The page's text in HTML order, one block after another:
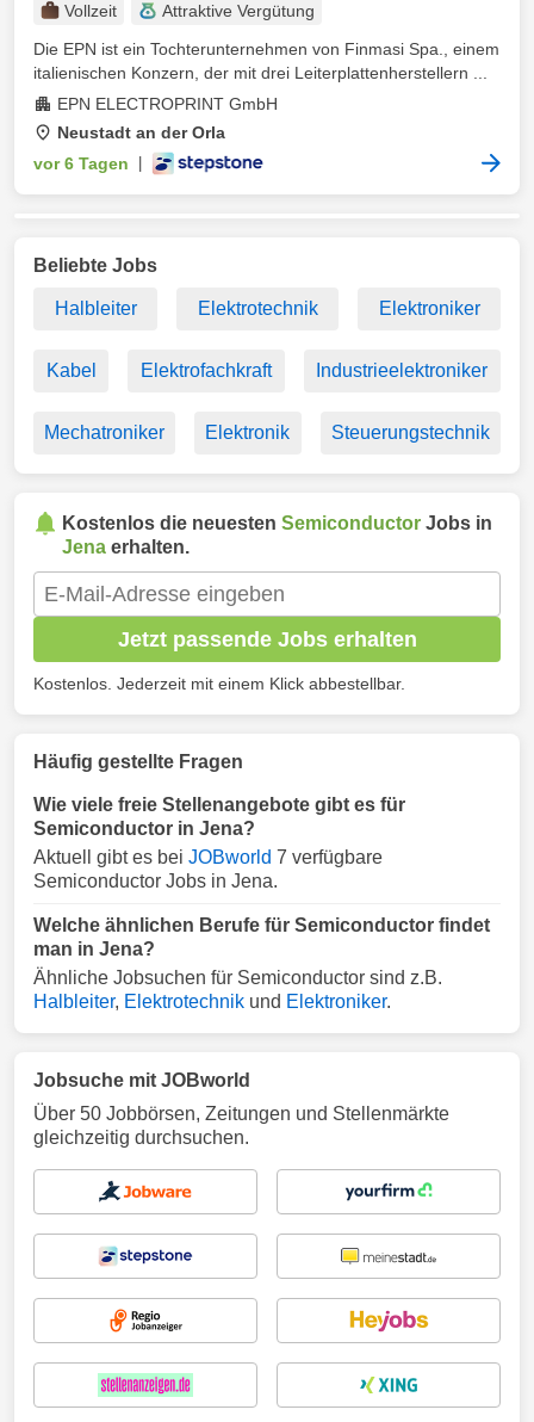
Vollzeit
Attraktive Vergütung
Die EPN ist ein Tochterunternehmen von Finmasi Spa., einem
italienischen Konzern, der mit drei Leiterplattenherstellern ...
EPN ELECTROPRINT GmbH
Neustadt an der Orla
vor 6 Tagen
Beliebte Jobs
Halbleiter Elektrotechnik Elektroniker
Kabel Elektrofachkraft Industrieelektroniker
Mechatroniker Elektronik Steuerungstechnik
Kostenlos die neuesten Semiconductor Jobs in
Jena erhalten.
Jetzt passende Jobs erhalten
Kostenlos. Jederzeit mit einem Klick abbestellbar.
Häufig gestellte Fragen
Wie viele freie Stellenangebote gibt es für
Semiconductor in Jena?
Aktuell gibt es bei JOBworld 7 verfügbare
Semiconductor Jobs in Jena.
Welche ähnlichen Berufe für Semiconductor findet
man in Jena?
Ähnliche Jobsuchen für Semiconductor sind z.B.
Halbleiter, Elektrotechnik und Elektroniker.
Jobsuche mit JOBworld
Über 50 Jobbörsen, Zeitungen und Stellenmärkte
gleichzeitig durchsuchen.